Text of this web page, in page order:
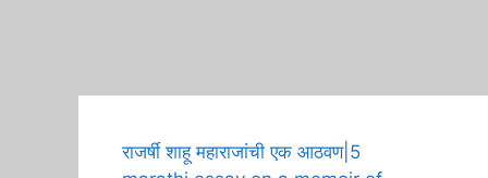
राजर्षी शाहू महाराजांची एक आठवण|5